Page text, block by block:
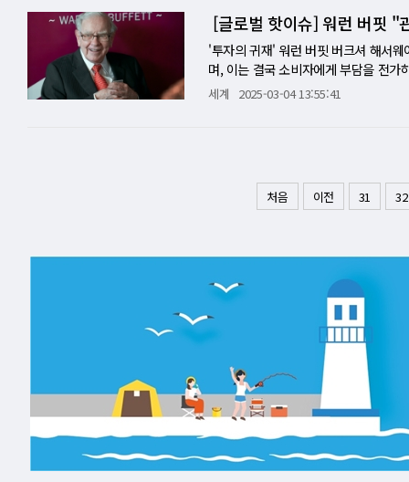
악화에 대한 깊은 고뇌는 더욱 심화
경기 순환적인 변동성에서 벗어나지
반복했으며, 최근 14년간 변동폭이 겉
증가하는 기이한 추세를 나타내고 있
지의 영역'이라는 신중론이 설득력을
는 2025년 생성형 AI PC 판매 비중
재할 것이라는 파격적인 전망도 제
인프라 구축에 사활을 걸고 '올인'(all-
하며, 마침내 AI 칩 시장의 새로운 성
2025년 수백억 달러를 넘어설 것으
생성형 AI PC는 일반 PC 대비
의 압도적인 연산 능력을 '필수'로 장
갑을 열지 않는 소비자들은 여전히
고 있으며, 2025년 하반기 화려하게
한 진실과 마주하고 있다. 스마트폰 시
지만 '희미한 빛'처럼 생성형 AI 기능
'촉매제' 역할을 톡톡히 해낼 수 있을
기대감이 '봇물'처럼 터져 실제 구매로
수 없는 이점으로 작용할 수 있다.
지 못하고 있다. 사실 중국 경제의 '소
제는 투자 주도 성장 모델의 한계에
다. 지방 정부들은 경쟁적으로 투자
움한 중국은 전 세계에 값싼 공산품을
경제는 첫 번째 '브레이크'가 걸렸다.
시아 국가들도 '소비 중심 경제'로 전
나름의 성과를 거뒀지만, 코로나19
정부 지원금이 소비 확대로 이어질지
동차, 스마트폰 등 소비재 교체 지원
확충' 등 보다 근본적인 대책이 필요
이어져, 소비 활성화에 기여할 것"이
료주의'와 '지방 정부 이기주의'라는
확보'에 더 큰 관심을 갖고, 경쟁적으
는 '중복 투자'와 '자원 낭비'라는 비
부의 '과도한 투자 유치 경쟁'을 막기
있다. 특히 부동산 시장 침체로 지방
데이비드 리 다오쿠이 교수는 "현재
품을 사달라'고 경쟁하는 상황"이라고
만 매달리지 않도록 시스템을 바꿔야
업체들의 주가가 급락하는 등 미국
우려도 제기됐다. 이번에 캐나다와
국 자동차 업체와 부품 업체 등은 향
관세율과 비관세 장벽을 감안해 적용
한 나머지에 대해 25% 관세율을 일
총 20%를 적용하는 행정명령에도 서
있다. 중국에서도 유입되고 있다"며 "(
2일부터 다른 국가들에 대해서도 '상
팔릴 많은 농산물을 준비하는 일에 착
서는 21일 뒤 발효하겠다는 것이 트
다"며 강경한 대응을 예고했다. 트럼
책에 뛰어들었다"며 "트럼프는 적수가
된 상황에서 고율 관세가 스태그플레
이어질 수 있다는 관측도 제기된다.
중 캐나다·멕시코·중국산 제품이
미국 내 자동차 가격이 최대 1만2200
트는 미국이 지난해 멕시코에서 99
영향을 가장 먼저 느낄 수 있는 곳 중
팎의 우려에도 불구하고 트럼프 대통
정돼 있고 다음달 2일에는 전 세계 모
체·의약품 등 업종별 관세도 준비 중
가 부과될 것"이라고 밝혔다. 트럼프
날 우크라이나에 대한 군사 지원을 일
[글로벌 핫이슈] 워런 버핏 "
'투자의 귀재' 워런 버핏 버크셔 해서
며, 이는 결국 소비자에게 부담을 전
"관세는 오랜 경험을 통해 볼 때, 어느
스트 발행인에 대한 회고를 중심으
것(관세)은 상품에 대한 세금이 된다.
요정이 등장하기 시작했고, 1970년대
밤 사이 부모가 동전, 지폐, 작은 선물
회장은 관세의 영향과 비용 부담 주
"경제학에서는 항상 '그래서 그다음은
코에서 수입하는 상품에 대해 25%의
3일(현지시간) 이로 인해 미국 소비
은 미국에 대한 보복 관세로 맞대응
대통령의 '상호 관세' 정책에 따라 관
세 관련 발언을 "어리석다"고 일축하
청의 설립 시기에 대한 오류를 범했다
청을 설립했다"고 주장했다. 실제 국
국 정부가 연방 소득세 도입 이전에 관
세계 2025-03-04 13:55:41
처음 이전 31 32